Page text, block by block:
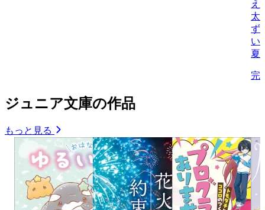
え
太
ず
い
夏
完
ジュニア文庫の作品
もっと見る